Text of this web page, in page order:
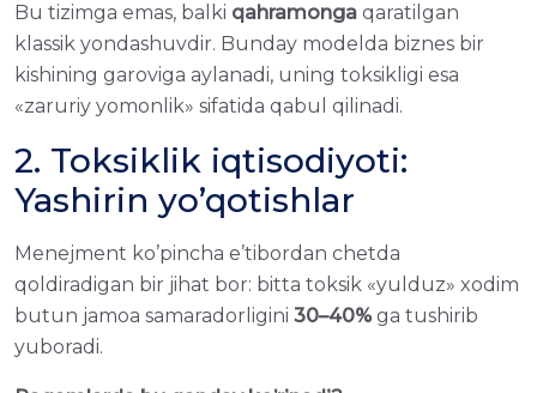
Bu tizimga emas, balki qahramonga qaratilgan
klassik yondashuvdir. Bunday modelda biznes bir
kishining garoviga aylanadi, uning toksikligi esa
«zaruriy yomonlik» sifatida qabul qilinadi.
2. Toksiklik iqtisodiyoti:
Yashirin yo’qotishlar
Menejment ko’pincha e’tibordan chetda
qoldiradigan bir jihat bor: bitta toksik «yulduz» xodim
butun jamoa samaradorligini 30–40%ga tushirib
yuboradi.